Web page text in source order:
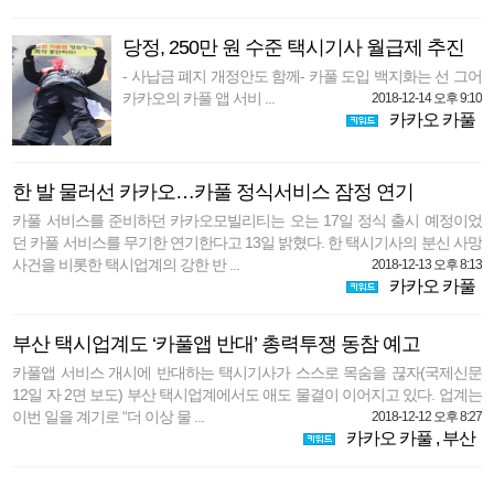
당정, 250만 원 수준 택시기사 월급제 추진
- 사납금 폐지 개정안도 함께- 카풀 도입 백지화는 선 그어
카카오의 카풀 앱 서비 ...
2018-12-14 오후 9:10
카카오 카풀
한 발 물러선 카카오…카풀 정식서비스 잠정 연기
카풀 서비스를 준비하던 카카오모빌리티는 오는 17일 정식 출시 예정이었
던 카풀 서비스를 무기한 연기한다고 13일 밝혔다. 한 택시기사의 분신 사망
사건을 비롯한 택시업계의 강한 반 ...
2018-12-13 오후 8:13
카카오 카풀
부산 택시업계도 ‘카풀앱 반대’ 총력투쟁 동참 예고
카풀앱 서비스 개시에 반대하는 택시기사가 스스로 목숨을 끊자(국제신문
12일 자 2면 보도) 부산 택시업계에서도 애도 물결이 이어지고 있다. 업계는
이번 일을 계기로 “더 이상 물 ...
2018-12-12 오후 8:27
카카오 카풀, 부산